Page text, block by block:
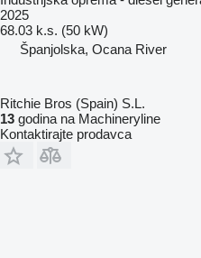
2025
68.03 k.s. (50 kW)
Španjolska, Ocana River
Ritchie Bros (Spain) S.L.
13 godina na Machineryline
Kontaktirajte prodavca